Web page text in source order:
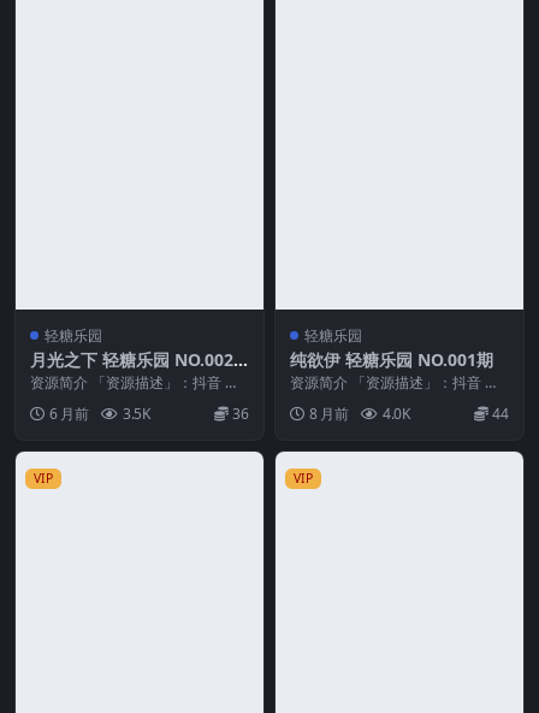
轻糖乐园
月光之下 轻糖乐园 NO.002
期
资源简介 「资源描述」：抖音 月
光之下 轻糖乐园 NO.002期 【22
P】 「...
6 月前 3.5K 36
轻糖乐园
纯欲伊 轻糖乐园 NO.001期
资源简介 「资源描述」：抖音 纯
欲伊 轻糖乐园 NO.001期 【32P】
「资...8 月前 4.0K 44
VIP VIP